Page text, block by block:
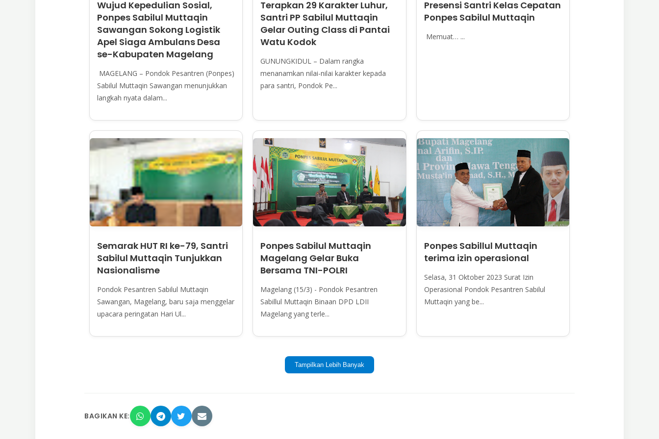
Wujud Kepedulian Sosial,
Ponpes Sabilul Muttaqin
Sawangan Sokong Logistik
Apel Siaga Ambulans Desa
se-Kabupaten Magelang
MAGELANG – Pondok Pesantren (Ponpes)
Sabilul Muttaqin Sawangan menunjukkan
langkah nyata dalam...
Terapkan 29 Karakter Luhur,
Santri PP Sabilul Muttaqin
Gelar Outing Class di Pantai
Watu Kodok
GUNUNGKIDUL – Dalam rangka
menanamkan nilai-nilai karakter kepada
para santri, Pondok Pe...
Presensi Santri Kelas Cepatan
Ponpes Sabilul Muttaqin
Memuat… ...
Semarak HUT RI ke-79, Santri
Sabilul Muttaqin Tunjukkan
Nasionalisme
Pondok Pesantren Sabilul Muttaqin
Sawangan, Magelang, baru saja menggelar
upacara peringatan Hari Ul...
Ponpes Sabilul Muttaqin
Magelang Gelar Buka
Bersama TNI-POLRI
Magelang (15/3) - Pondok Pesantren
Sabillul Muttaqin Binaan DPD LDII
Magelang yang terle...
Ponpes Sabillul Muttaqin
terima izin operasional
Selasa, 31 Oktober 2023 Surat Izin
Operasional Pondok Pesantren Sabilul
Muttaqin yang be...
Tampilkan Lebih Banyak
BAGIKAN KE: